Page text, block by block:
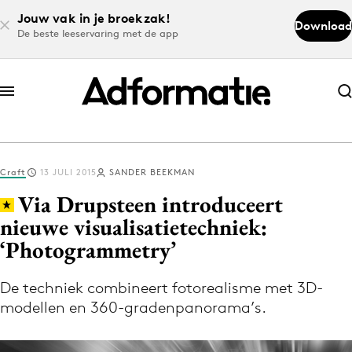
Jouw vak in je broekzak!
De beste leeservaring met de app
Download
Abonneer nu
Abonneer nu
Log in
Download de app
Volg het laatste nieuws via de Adformatie
Nieuws app
Craft 13 JULI 2015 SANDER BEEKMAN
Via Drupsteen introduceert
nieuwe visualisatietechniek:
‘Photogrammetry’
De techniek combineert fotorealisme met 3D-
modellen en 360-gradenpanorama’s.